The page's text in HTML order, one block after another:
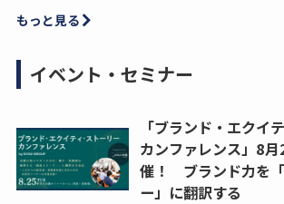
もっと見る
イベント・セミナー
「ブランド・エクイ
カンファレンス」8
催！ ブランド力を
ー」に翻訳する